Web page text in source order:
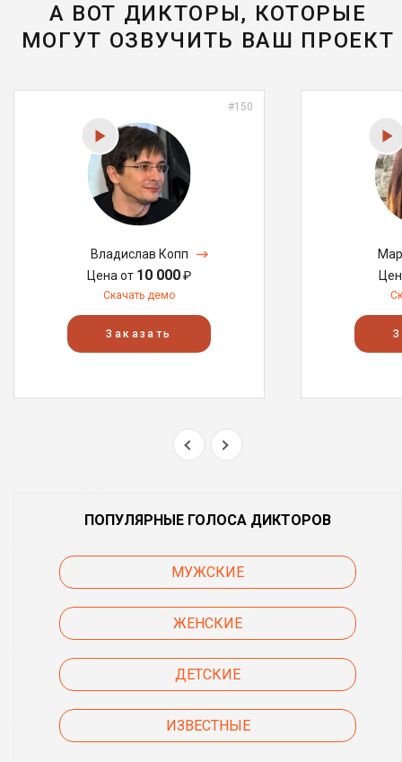
А ВОТ ДИКТОРЫ, КОТОРЫЕ
МОГУТ ОЗВУЧИТЬ ВАШ ПРОЕКТ
#150
Владислав Копп
Цена от 10 000₽
Скачать демо
Заказать
ПОПУЛЯРНЫЕ ГОЛОСА ДИКТОРОВ
МУЖСКИЕ
ЖЕНСКИЕ
ДЕТСКИЕ
ИЗВЕСТНЫЕ